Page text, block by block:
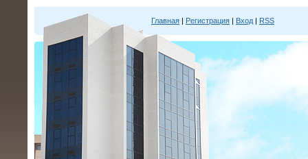
Главная | Регистрация | Вход | RSS